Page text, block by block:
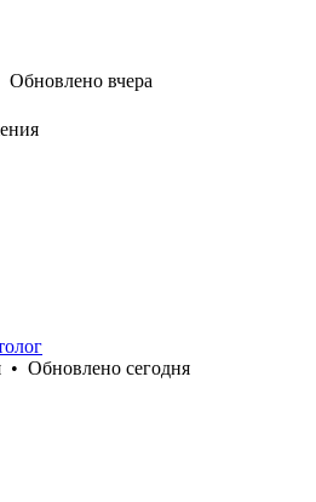
Обновлено вчера
• Обновлено сегодня